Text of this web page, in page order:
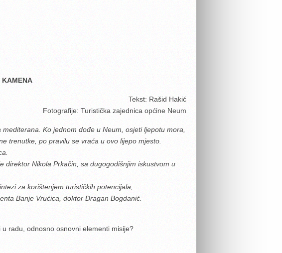
KAMENA
Tekst: Rašid Hakić
Fotografije: Turistička zajednica općine Neum
Ko jednom dođe u Neum, osjeti ljepotu mora,
trenutke, po pravilu se vraća u ovo lijepo mjesto.
direktor Nikola Prkačin, sa dugogodišnjim iskustvom u
za korištenjem turističkih potencijala,
Banje Vrućica, doktor Dragan Bogdanić.
radu, odnosno osnovni elementi misije?